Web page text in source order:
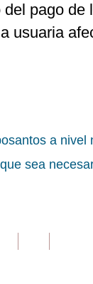
pago de
usuaria
a
sea